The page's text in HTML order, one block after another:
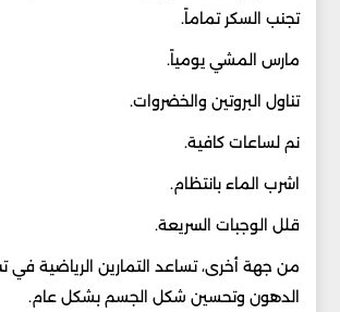
تجنب السكر تماماً.
مارس المشي يومياً.
تناول البروتين والخضروات.
نم لساعات كافية.
اشرب الماء بانتظام.
قلل الوجبات السريعة.
من جهة أخرى، تساعد التمارين الرياضية في
الدهون وتحسين شكل الجسم بشكل عام.